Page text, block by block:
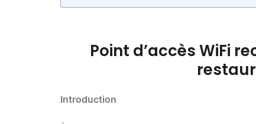
Point d’accès WiFi
Introduction